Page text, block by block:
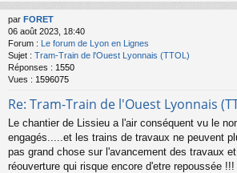
par FORET
06 août 2023, 18:40
Forum : Le forum de Lyon en Lignes
Sujet : Tram-Train de l'Ouest Lyonnais (TTOL)
Réponses : 1550
Vues : 1596075
Re: Tram-Train de l'Ouest Lyonnais
Le chantier de Lissieu a l'air conséquent vu le
engagés.....et les trains de travaux ne peuvent
pas grand chose sur l'avancement des travaux
réouverture qui risque encore d'etre repoussée